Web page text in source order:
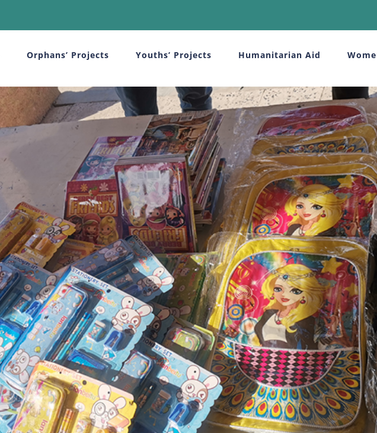
Orphans’ Projects Youths’ Projects Humanitarian Aid